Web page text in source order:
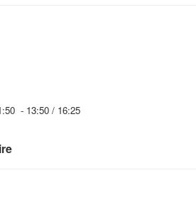
- 13:50 / 16:25